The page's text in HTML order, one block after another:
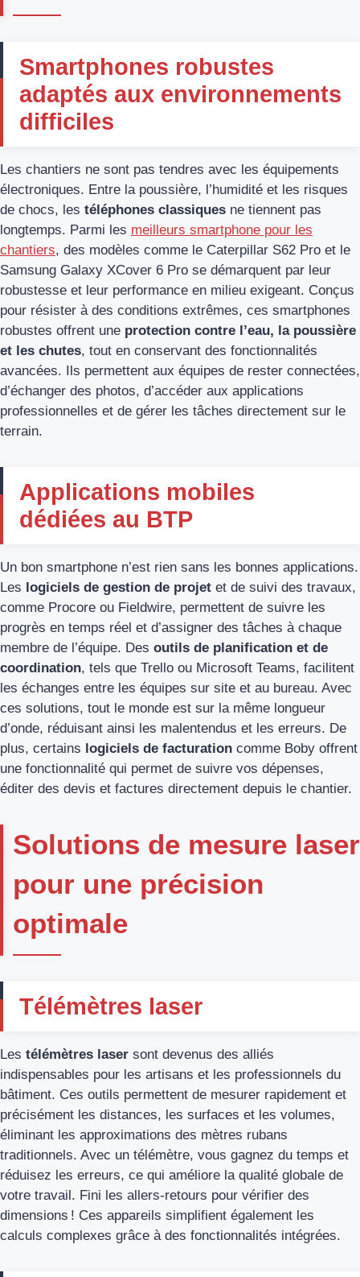
Smartphones robustes
adaptés aux environnements
difficiles
Les chantiers ne sont pas tendres avec les équipements
électroniques. Entre la poussière, l’humidité et les risques
de chocs, les téléphones classiques ne tiennent pas
longtemps. Parmi les meilleurs smartphone pour les
chantiers, des modèles comme le Caterpillar S62 Pro et le
Samsung Galaxy XCover 6 Pro se démarquent par leur
robustesse et leur performance en milieu exigeant. Conçus
pour résister à des conditions extrêmes, ces smartphones
robustes offrent une protection contre l’eau, la poussière
et les chutes, tout en conservant des fonctionnalités
avancées. Ils permettent aux équipes de rester connectées,
d’échanger des photos, d’accéder aux applications
professionnelles et de gérer les tâches directement sur le
terrain.
Applications mobiles
dédiées au BTP
Un bon smartphone n’est rien sans les bonnes applications.
Les logiciels de gestion de projet et de suivi des travaux,
comme Procore ou Fieldwire, permettent de suivre les
progrès en temps réel et d’assigner des tâches à chaque
membre de l’équipe. Des outils de planification et de
coordination, tels que Trello ou Microsoft Teams, facilitent
les échanges entre les équipes sur site et au bureau. Avec
ces solutions, tout le monde est sur la même longueur
d’onde, réduisant ainsi les malentendus et les erreurs. De
plus, certains logiciels de facturation comme Boby offrent
une fonctionnalité qui permet de suivre vos dépenses,
éditer des devis et factures directement depuis le chantier.
Solutions de mesure laser
pour une précision
optimale
Télémètres laser
Les télémètres laser sont devenus des alliés
indispensables pour les artisans et les professionnels du
bâtiment. Ces outils permettent de mesurer rapidement et
précisément les distances, les surfaces et les volumes,
éliminant les approximations des mètres rubans
traditionnels. Avec un télémètre, vous gagnez du temps et
réduisez les erreurs, ce qui améliore la qualité globale de
votre travail. Fini les allers-retours pour vérifier des
dimensions ! Ces appareils simplifient également les
calculs complexes grâce à des fonctionnalités intégrées.